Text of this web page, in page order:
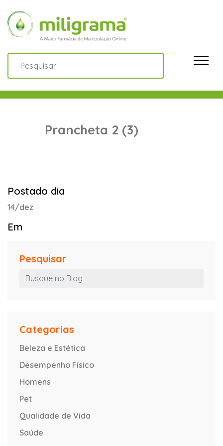
Prancheta 2 (3)
Postado dia
14/dez
Em
Pesquisar
Categorias
Beleza e Estética
Desempenho Físico
Homens
Pet
Qualidade de Vida
Saúde